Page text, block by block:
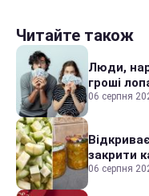
Читайте також
Люди,
гроші
06 серпня
закрити
06 серпня